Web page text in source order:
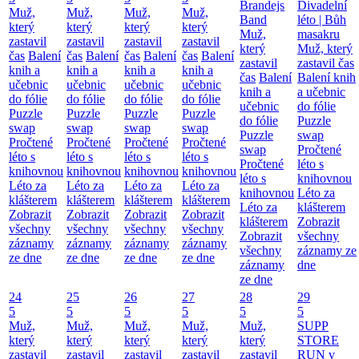
Muž,
který
zastavil
čas Balení
knih a
učebnic
do fólie
Puzzle
swap
Pročtené
léto s
knihovnou
Léto za
klášterem
Zobrazit
všechny
záznamy
ze dne
Muž,
který
zastavil
čas Balení
knih a
učebnic
do fólie
Puzzle
swap
Pročtené
léto s
knihovnou
Léto za
klášterem
Zobrazit
všechny
záznamy
ze dne
Muž,
který
zastavil
čas Balení
knih a
učebnic
do fólie
Puzzle
swap
Pročtené
léto s
knihovnou
Léto za
klášterem
Zobrazit
všechny
záznamy
ze dne
Muž,
který
zastavil
čas Balení
knih a
učebnic
do fólie
Puzzle
swap
Pročtené
léto s
knihovnou
Léto za
klášterem
Zobrazit
všechny
záznamy
ze dne
Brandejs
Band
Muž,
který
zastavil
čas Balení
knih a
učebnic
do fólie
Puzzle
swap
Pročtené
léto s
knihovnou
Léto za
klášterem
Zobrazit
všechny
záznamy
ze dne
Divadelní
léto | Bůh
masakru
Muž, který
zastavil čas
Balení knih
a učebnic
do fólie
Puzzle
swap
Pročtené
léto s
knihovnou
Léto za
klášterem
Zobrazit
všechny
záznamy ze
dne
24
5
Muž,
který
zastavil
25
5
Muž,
který
zastavil
26
5
Muž,
který
zastavil
27
5
Muž,
který
zastavil
28
5
Muž,
který
zastavil
29
5
SUPP
STORE
RUN v